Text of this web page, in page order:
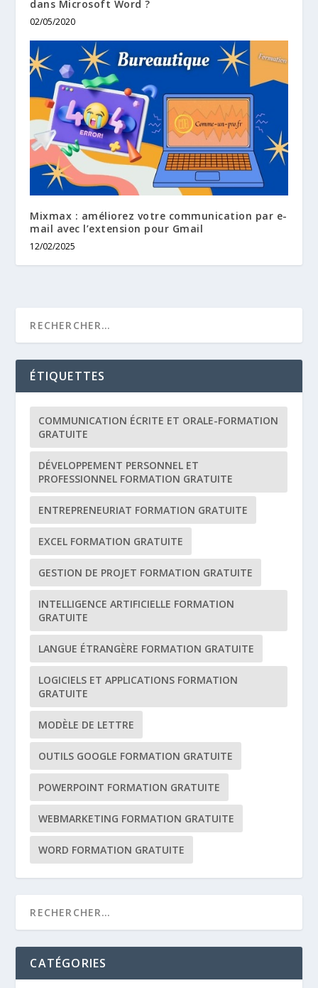
dans Microsoft Word ?
02/05/2020
Mixmax : améliorez votre communication par e-
mail avec l’extension pour Gmail
12/02/2025
ÉTIQUETTES
COMMUNICATION ÉCRITE ET ORALE-FORMATION
GRATUITE
DÉVELOPPEMENT PERSONNEL ET
PROFESSIONNEL FORMATION GRATUITE
ENTREPRENEURIAT FORMATION GRATUITE
EXCEL FORMATION GRATUITE
GESTION DE PROJET FORMATION GRATUITE
INTELLIGENCE ARTIFICIELLE FORMATION
GRATUITE
LANGUE ÉTRANGÈRE FORMATION GRATUITE
LOGICIELS ET APPLICATIONS FORMATION
GRATUITE
MODÈLE DE LETTRE
OUTILS GOOGLE FORMATION GRATUITE
POWERPOINT FORMATION GRATUITE
WEBMARKETING FORMATION GRATUITE
WORD FORMATION GRATUITE
CATÉGORIES